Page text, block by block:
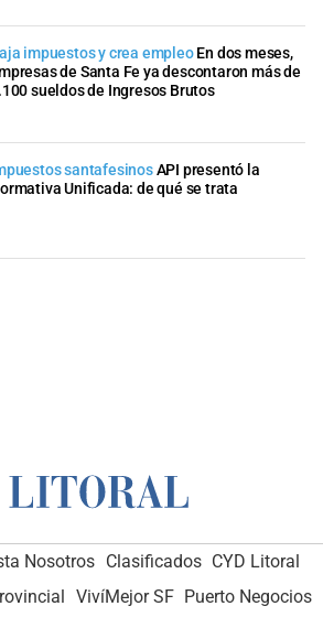
impuestos y crea empleo En dos meses,
de Santa Fe ya descontaron más de
sueldos de Ingresos Brutos
santafesinosAPI presentó la
Unificada: de qué se trata
Nosotros Clasificados CYD Litoral
VivíMejor SF Puerto Negocios